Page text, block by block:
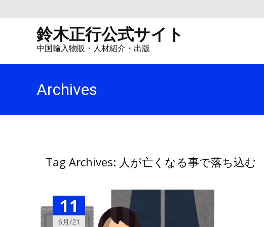
鈴木正行公式サイト
中国輸入物販・人材紹介・出版
Archives
Tag Archives: 人が亡くなる事で落ち込む
11
6月/21